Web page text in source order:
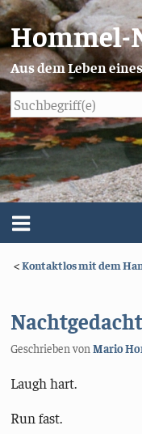
Hommel-
Aus dem Leben
Menü
<Kontaktlos mit dem
Nachtgedacht
Geschrieben vonMario
Laugh hart.
Run fast.